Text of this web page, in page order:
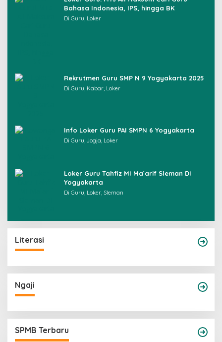
Bahasa Indonesia, IPS, hingga BK
Di Guru, Loker
Rekrutmen Guru SMP N 9 Yogyakarta 2025
Di Guru, Kabar, Loker
Info Loker Guru PAI SMPN 6 Yogyakarta
Di Guru, Jogja, Loker
Loker Guru Tahfiz MI Ma`arif Sleman DI
Yogyakarta
Di Guru, Loker, Sleman
Literasi
Ngaji
SPMB Terbaru